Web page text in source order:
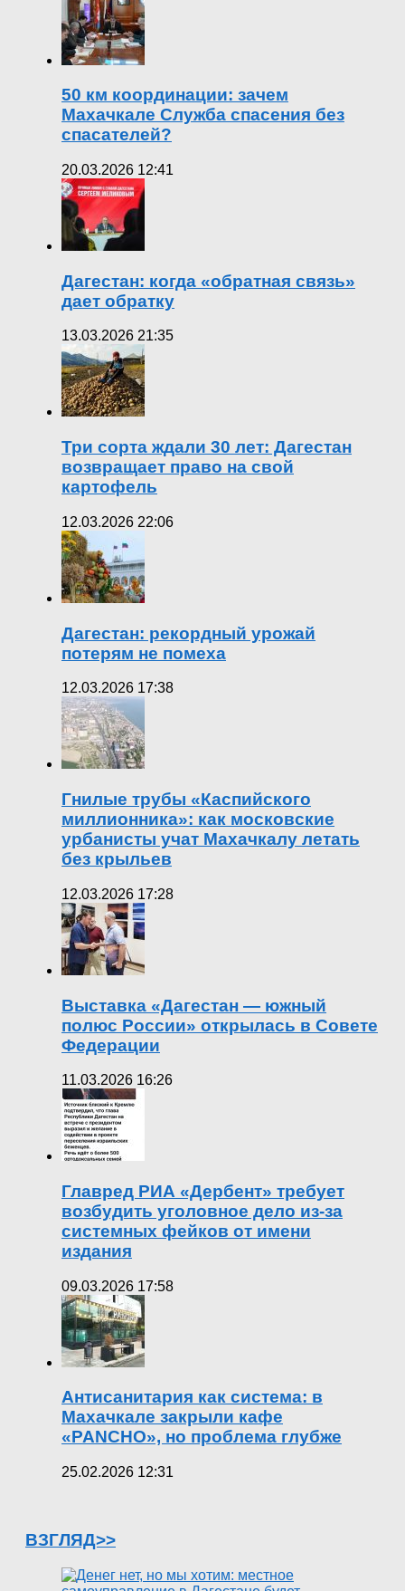
50 км координации: зачем
Махачкале Служба спасения без
спасателей?
20.03.2026 12:41
Дагестан: когда «обратная связь»
дает обратку
13.03.2026 21:35
Три сорта ждали 30 лет: Дагестан
возвращает право на свой
картофель
12.03.2026 22:06
Дагестан: рекордный урожай
потерям не помеха
12.03.2026 17:38
Гнилые трубы «Каспийского
миллионника»: как московские
урбанисты учат Махачкалу летать
без крыльев
12.03.2026 17:28
Выставка «Дагестан — южный
полюс России» открылась в Совете
Федерации
11.03.2026 16:26
Главред РИА «Дербент» требует
возбудить уголовное дело из-за
системных фейков от имени
издания
09.03.2026 17:58
Антисанитария как система: в
Махачкале закрыли кафе
«PANCHO», но проблема глубже
25.02.2026 12:31
ВЗГЛЯД>>